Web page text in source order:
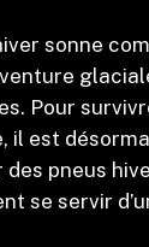
sonne
Pour
il est
des pneus
se servir